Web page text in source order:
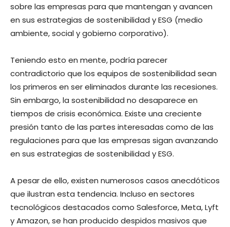
sobre las empresas para que mantengan y avancen
en sus estrategias de sostenibilidad y ESG (medio
ambiente, social y gobierno corporativo).
Teniendo esto en mente, podría parecer
contradictorio que los equipos de sostenibilidad sean
los primeros en ser eliminados durante las recesiones.
Sin embargo, la sostenibilidad no desaparece en
tiempos de crisis económica. Existe una creciente
presión tanto de las partes interesadas como de las
regulaciones para que las empresas sigan avanzando
en sus estrategias de sostenibilidad y ESG.
A pesar de ello, existen numerosos casos anecdóticos
que ilustran esta tendencia. Incluso en sectores
tecnológicos destacados como Salesforce, Meta, Lyft
y Amazon, se han producido despidos masivos que